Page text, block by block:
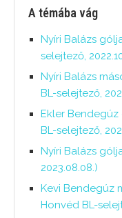
A témába vág
Nyíri Balázs
selejtező,
Nyíri Balázs
BL-selejtező,
Ekler
BL-selejtező,
Nyíri Balázs
2023.08.08.)
Kevi Bendegúz
Honvéd BL-